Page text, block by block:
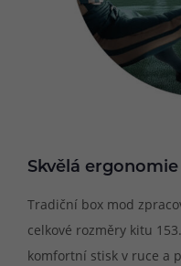
Skvělá ergonomie
Tradiční box mod
celkové rozměry kitu
komfortní stisk v ruce a